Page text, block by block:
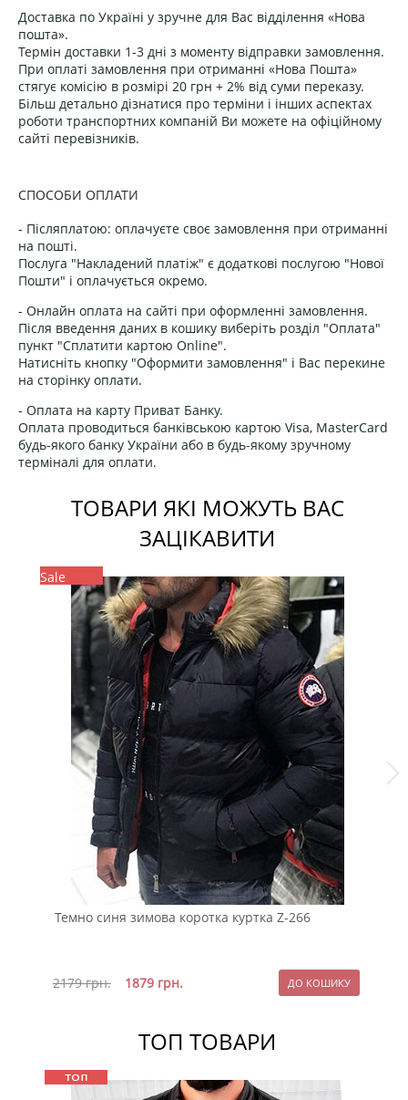
Доставка по Україні у зручне для Вас відділення «Нова
пошта».
Термін доставки 1-3 дні з моменту відправки замовлення.
При оплаті замовлення при отриманні «Нова Пошта»
стягує комісію в розмірі 20 грн + 2% від суми переказу.
Більш детально дізнатися про терміни і інших аспектах
роботи транспортних компаній Ви можете на офіційному
сайті перевізників.
СПОСОБИ ОПЛАТИ
- Післяплатою: оплачуєте своє замовлення при отриманні
на пошті.
Послуга "Накладений платіж" є додаткові послугою "Нової
Пошти" і оплачується окремо.
- Онлайн оплата на сайті при оформленні замовлення.
Після введення даних в кошику виберіть розділ "Оплата"
пункт "Сплатити картою Online".
Натисніть кнопку "Оформити замовлення" і Вас перекине
на сторінку оплати.
- Оплата на карту Приват Банку.
Оплата проводиться банківською картою Visa, MasterCard
будь-якого банку України або в будь-якому зручному
терміналі для оплати.
ТОВАРИ ЯКІ МОЖУТЬ ВАС
ЗАЦІКАВИТИ
Sale
Темно синя зимова коротка куртка Z-266
2179грн. 1879 грн.
ТОП ТОВАРИ